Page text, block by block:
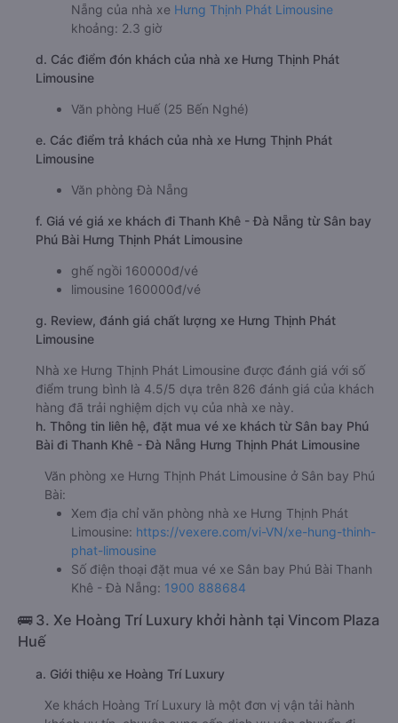
Nẵng của nhà xe Hưng Thịnh Phát Limousine
khoảng: 2.3 giờ
d. Các điểm đón khách của nhà xe Hưng Thịnh Phát
Limousine
Văn phòng Huế (25 Bến Nghé)
e. Các điểm trả khách của nhà xe Hưng Thịnh Phát
Limousine
Văn phòng Đà Nẵng
f. Giá vé giá xe khách đi Thanh Khê - Đà Nẵng từ Sân bay
Phú Bài Hưng Thịnh Phát Limousine
ghế ngồi 160000đ/vé
limousine 160000đ/vé
g. Review, đánh giá chất lượng xe Hưng Thịnh Phát
Limousine
Nhà xe Hưng Thịnh Phát Limousine được đánh giá với số
điểm trung bình là 4.5/5 dựa trên 826 đánh giá của khách
hàng đã trải nghiệm dịch vụ của nhà xe này.
h. Thông tin liên hệ, đặt mua vé xe khách từ Sân bay Phú
Bài đi Thanh Khê - Đà Nẵng Hưng Thịnh Phát Limousine
Văn phòng xe Hưng Thịnh Phát Limousine ở Sân bay Phú
Bài:
Xem địa chỉ văn phòng nhà xe Hưng Thịnh Phát
Limousine: https://vexere.com/vi-VN/xe-hung-thinh-
phat-limousine
Số điện thoại đặt mua vé xe Sân bay Phú Bài Thanh
Khê - Đà Nẵng: 1900 888684
🚌 3. Xe Hoàng Trí Luxury khởi hành tại Vincom Plaza
Huế
a. Giới thiệu xe Hoàng Trí Luxury
Xe khách Hoàng Trí Luxury là một đơn vị vận tải hành